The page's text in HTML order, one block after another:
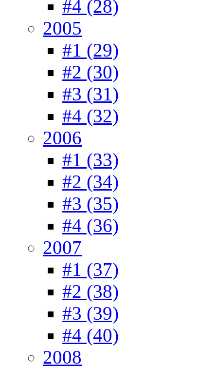
#4 (28)
2005
#1 (29)
#2 (30)
#3 (31)
#4 (32)
2006
#1 (33)
#2 (34)
#3 (35)
#4 (36)
2007
#1 (37)
#2 (38)
#3 (39)
#4 (40)
2008